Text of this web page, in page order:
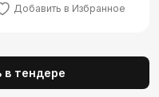
Добавить в Избранное
в тендере